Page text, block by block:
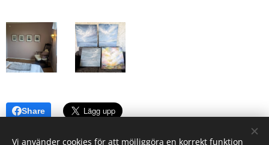
Share
Vi använder cookies för att möjliggöra en korrekt funktion